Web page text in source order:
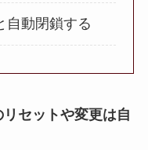
自動閉鎖する
セットや変更は自